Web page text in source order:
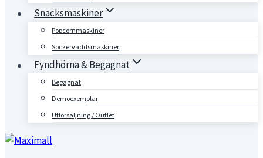
Snacksmaskiner
Popcornmaskiner
Sockervaddsmaskiner
Fyndhörna & Begagnat
Begagnat
Demoexemplar
Utförsäljning / Outlet